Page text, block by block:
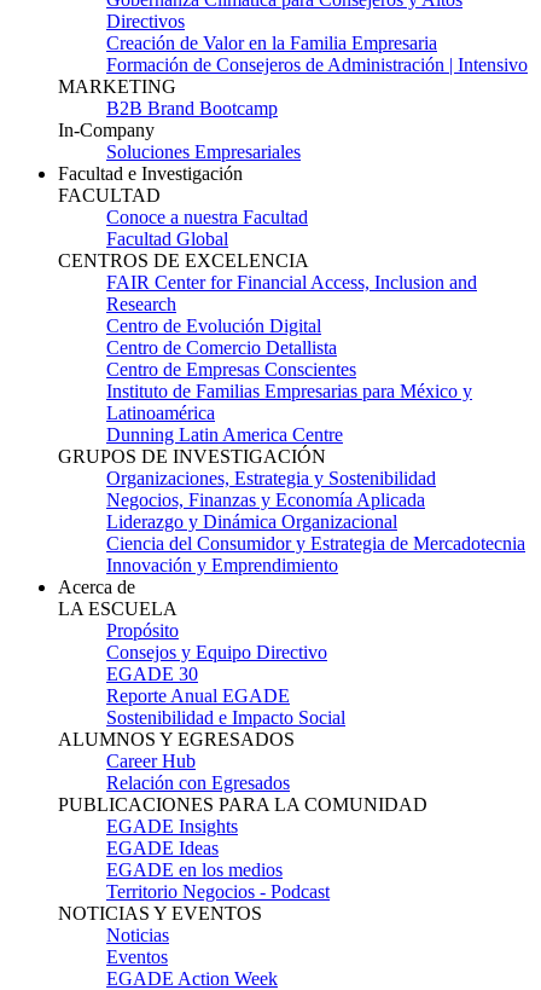
Directivos
Creación de Valor en la Familia Empresaria
Formación de Consejeros de Administración | Intensivo
MARKETING
B2B Brand Bootcamp
In-Company
Soluciones Empresariales
Facultad e Investigación
FACULTAD
Conoce a nuestra Facultad
Facultad Global
CENTROS DE EXCELENCIA
FAIR Center for Financial Access, Inclusion and
Research
Centro de Evolución Digital
Centro de Comercio Detallista
Centro de Empresas Conscientes
Instituto de Familias Empresarias para México y
Latinoamérica
Dunning Latin America Centre
GRUPOS DE INVESTIGACIÓN
Organizaciones, Estrategia y Sostenibilidad
Negocios, Finanzas y Economía Aplicada
Liderazgo y Dinámica Organizacional
Ciencia del Consumidor y Estrategia de Mercadotecnia
Innovación y Emprendimiento
Acerca de
LA ESCUELA
Propósito
Consejos y Equipo Directivo
EGADE 30
Reporte Anual EGADE
Sostenibilidad e Impacto Social
ALUMNOS Y EGRESADOS
Career Hub
Relación con Egresados
PUBLICACIONES PARA LA COMUNIDAD
EGADE Insights
EGADE Ideas
EGADE en los medios
Territorio Negocios - Podcast
NOTICIAS Y EVENTOS
Noticias
Eventos
EGADE Action Week